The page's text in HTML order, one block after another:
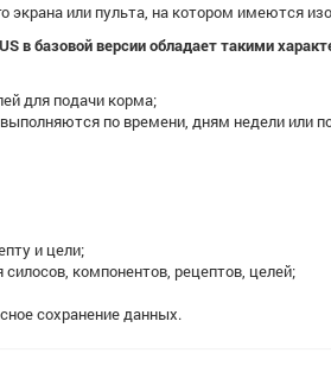
или пульта, на котором имеются
в базовой версии обладает такими
для подачи корма;
по времени, дням недели или
и цели;
компонентов, рецептов, целей;
сохранение данных.